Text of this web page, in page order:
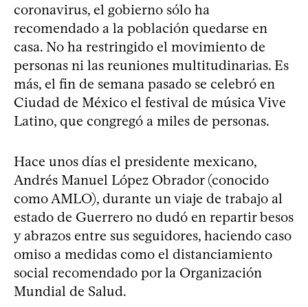
coronavirus, el gobierno sólo ha
recomendado a la población quedarse en
casa. No ha restringido el movimiento de
personas ni las reuniones multitudinarias. Es
más, el fin de semana pasado se celebró en
Ciudad de México el festival de música Vive
Latino, que congregó a miles de personas.
Hace unos días el presidente mexicano,
Andrés Manuel López Obrador (conocido
como AMLO), durante un viaje de trabajo al
estado de Guerrero no dudó en repartir besos
y abrazos entre sus seguidores, haciendo caso
omiso a medidas como el distanciamiento
social recomendado por la Organización
Mundial de Salud.